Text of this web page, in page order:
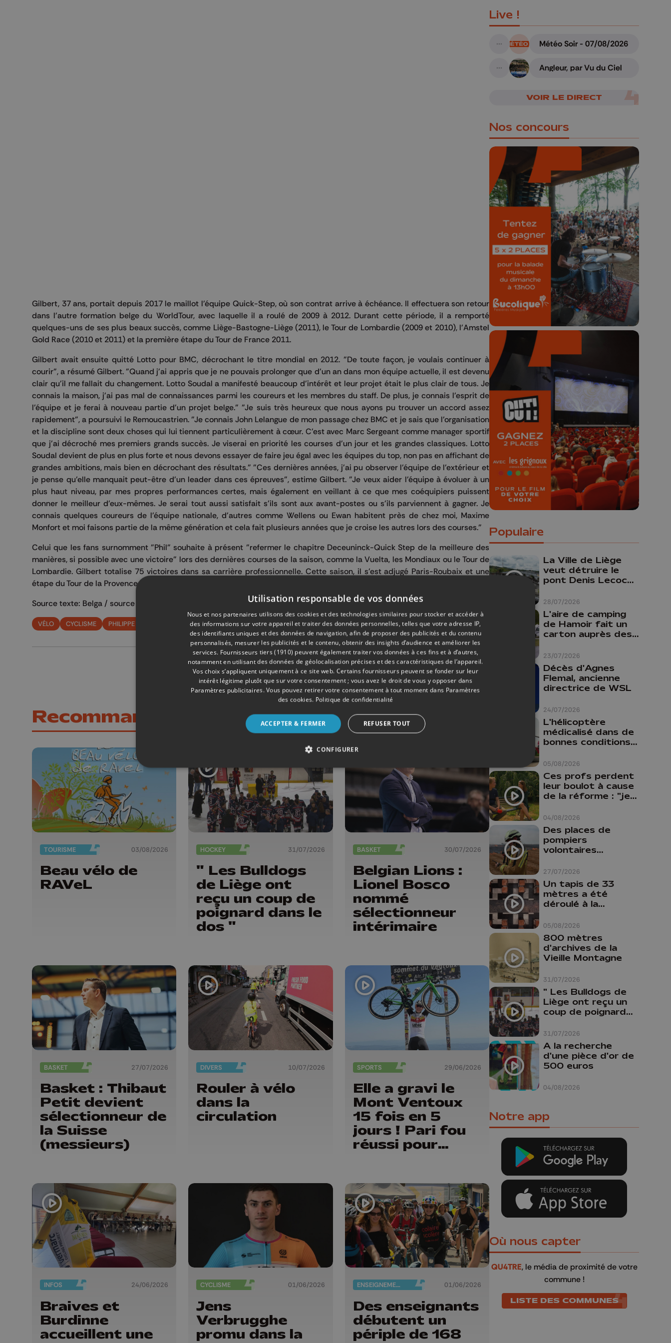
Gilbert, 37 ans, portait depuis 2017 le maillot l'équipe Quick-Step, où son contrat arrive à échéance. Il effectuera son retour
dans l'autre formation belge du WorldTour, avec laquelle il a roulé de 2009 à 2012. Durant cette période, il a remporté
quelques-uns de ses plus beaux succès, comme Liège-Bastogne-Liège (2011), le Tour de Lombardie (2009 et 2010), l'Amstel
Gold Race (2010 et 2011) et la première étape du Tour de France 2011.
Gilbert avait ensuite quitté Lotto pour BMC, décrochant le titre mondial en 2012. "De toute façon, je voulais continuer à
courir", a résumé Gilbert. "Quand j'ai appris que je ne pouvais prolonger que d'un an dans mon équipe actuelle, il est devenu
clair qu'il me fallait du changement. Lotto Soudal a manifesté beaucoup d'intérêt et leur projet était le plus clair de tous. Je
connais la maison, j'ai pas mal de connaissances parmi les coureurs et les membres du staff. De plus, je connais l'esprit de
l'équipe et je ferai à nouveau partie d'un projet belge." "Je suis très heureux que nous ayons pu trouver un accord assez
rapidement", a poursuivi le Remoucastrien. "Je connais John Lelangue de mon passage chez BMC et je sais que l'organisation
et la discipline sont deux choses qui lui tiennent particulièrement à cœur. C'est avec Marc Sergeant comme manager sportif
que j'ai décroché mes premiers grands succès. Je viserai en priorité les courses d'un jour et les grandes classiques. Lotto
Soudal devient de plus en plus forte et nous devons essayer de faire jeu égal avec les équipes du top, non pas en affichant de
grandes ambitions, mais bien en décrochant des résultats." "Ces dernières années, j'ai pu observer l'équipe de l'extérieur et
je pense qu'elle manquait peut-être d'un leader dans ces épreuves", estime Gilbert. "Je veux aider l'équipe à évoluer à un
plus haut niveau, par mes propres performances certes, mais également en veillant à ce que mes coéquipiers puissent
donner le meilleur d'eux-mêmes. Je serai tout aussi satisfait s'ils sont aux avant-postes ou s'ils parviennent à gagner. Je
connais quelques coureurs de l'équipe nationale, d'autres comme Wellens ou Ewan habitent près de chez moi, Maxime
Monfort et moi faisons partie de la même génération et cela fait plusieurs années que je croise les autres lors des courses."
Celui que les fans surnomment "Phil" souhaite à présent "refermer le chapitre Deceuninck-Quick Step de la meilleure des
manières, si possible avec une victoire" lors des dernières courses de la saison, comme la Vuelta, les Mondiaux ou le Tour de
Lombardie. Gilbert totalise 75 victoires dans sa carrière professionnelle. Cette saison, il s'est adjugé Paris-Roubaix et une
étape du Tour de la Provence.
Source texte: Belga / source photo: SHG
VÉLO CYCLISME PHILIPPE GILBERT ÉQUIPE LOTTO
Partager sur
Partagez sur FaceBook
Partagez sur LinkedIn
Partagez sur Whatsapp
Recommandations
TOURISME 03/08/2026
Beau vélo de
RAVeL
HOCKEY 31/07/2026
" Les Bulldogs
de Liège ont
reçu un coup de
poignard dans le
dos "
BASKET 30/07/2026
Belgian Lions :
Lionel Bosco
nommé
sélectionneur
intérimaire
BASKET 27/07/2026
Basket : Thibaut
Petit devient
sélectionneur de
la Suisse
(messieurs)
DIVERS 10/07/2026
Rouler à vélo
dans la
circulation
SPORTS 29/06/2026
Elle a gravi le
Mont Ventoux
15 fois en 5
jours ! Pari fou
réussi pour
INFOS 24/06/2026
Braives et
Burdinne
accueillent une
CYCLISME 01/06/2026
Jens
Verbrugghe
promu dans la
ENSEIGNEMENT 01/06/2026
Des enseignants
débutent un
périple de 168
Live !
A suivre
Météo Soir - 07/08/2026
A suivre
Angleur, par Vu du Ciel
VOIR LE DIRECT
Nos concours
🎁 Gagnez 5x2
places pour le
Bucolique Ferrières
Festival 🌿🎶
Concours valable jusqu'au 9 août,
23h59.
🎬 Concours CUT x
Les Grignoux ✨
Concours permanent - 2 places à
gagner chaque semaine !
Populaire
28/07/2026
La Ville de Liège
veut détruire le
pont Denis Lecocq
budget pour le
faire
23/07/2026
L'aire de camping
de Hamoir fait un
carton auprès des
24/07/2026
Décès d'Agnes
Flemal, ancienne
directrice de WSL
05/08/2026
L'hélicoptère
médicalisé dans de
bonnes conditions à
04/08/2026
Ces profs perdent
leur boulot à cause
de la réforme : "je
comme prof que
comme
pharmacienne"
27/07/2026
Des places de
pompiers
volontaires
province de Liège :
"Un citoyen qui
n'est formé ne
peut pas nous
aider"
05/08/2026
Un tapis de 33
mètres a été
déroulé à la
Liège
31/07/2026
800 mètres
d'archives de la
Vieille Montagne
31/07/2026
" Les Bulldogs de
Liège ont reçu un
coup de poignard
04/08/2026
A la recherche
d'une pièce d'or de
500 euros
Notre app
Où nous capter
QU4TRE, le média de proximité de votre
commune !
LISTE DES COMMUNES
Utilisation responsable de vos données
Nous et nos partenaires utilisons des cookies et des technologies similaires pour stocker et accéder à
des informations sur votre appareil et traiter des données personnelles, telles que votre adresse IP,
des identifiants uniques et des données de navigation, afin de proposer des publicités et du contenu
personnalisés, mesurer les publicités et le contenu, obtenir des insights d’audience et améliorer les
services. Fournisseurs tiers (1910) peuvent également traiter vos données à ces fins et à d’autres,
notamment en utilisant des données de géolocalisation précises et des caractéristiques de l’appareil.
Vos choix s’appliquent uniquement à ce site web. Certains fournisseurs peuvent se fonder sur leur
intérêt légitime plutôt que sur votre consentement ; vous avez le droit de vous y opposer dans
Paramètres publicitaires. Vous pouvez retirer votre consentement à tout moment dans Paramètres
des cookies. Politique de confidentialité
ACCEPTER & FERMER REFUSER TOUT
CONFIGURER